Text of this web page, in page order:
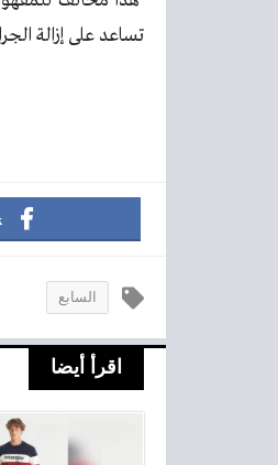
تساعد على إزالة
السابع
اقرأ أيضا